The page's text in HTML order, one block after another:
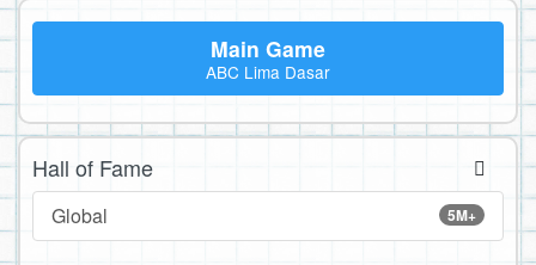
Main Game
ABC Lima Dasar
Hall of Fame
5M+
Global